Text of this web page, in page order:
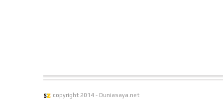
copyright 2014 - Duniasaya.net